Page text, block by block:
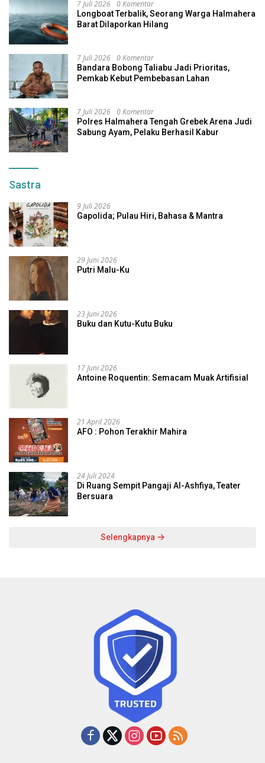
7 Juli 2026 0 Komentar
Longboat Terbalik, Seorang Warga Halmahera
Barat Dilaporkan Hilang
7 Juli 2026 0 Komentar
Bandara Bobong Taliabu Jadi Prioritas,
Pemkab Kebut Pembebasan Lahan
7 Juli 2026 0 Komentar
Polres Halmahera Tengah Grebek Arena Judi
Sabung Ayam, Pelaku Berhasil Kabur
Sastra
9 Juli 2026
Gapolida; Pulau Hiri, Bahasa & Mantra
29 Juni 2026
Putri Malu-Ku
23 Juni 2026
Buku dan Kutu-Kutu Buku
17 Juni 2026
Antoine Roquentin: Semacam Muak Artifisial
21 April 2026
AFO : Pohon Terakhir Mahira
24 Juli 2024
Di Ruang Sempit Pangaji Al-Ashfiya, Teater
Bersuara
Selengkapnya